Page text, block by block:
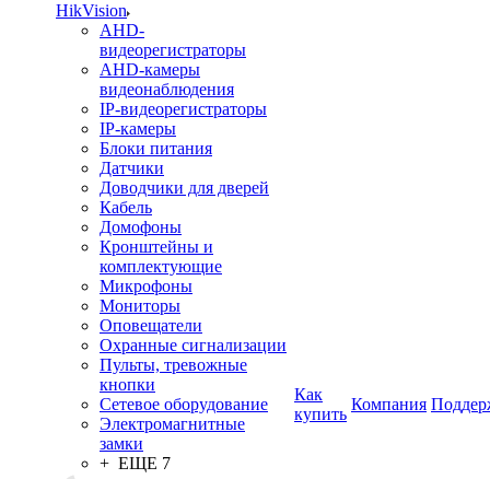
HikVision
AHD-
видеорегистраторы
AHD-камеры
видеонаблюдения
IP-видеорегистраторы
IP-камеры
Блоки питания
Датчики
Доводчики для дверей
Кабель
Домофоны
Кронштейны и
комплектующие
Микрофоны
Мониторы
Оповещатели
Охранные сигнализации
Пульты, тревожные
кнопки
Сетевое оборудование
Электромагнитные
замки
+ ЕЩЕ 7
Как
купить
Компания